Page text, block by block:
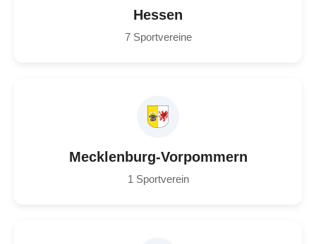
Hessen
7 Sportvereine
Mecklenburg-Vorpommern
1 Sportverein